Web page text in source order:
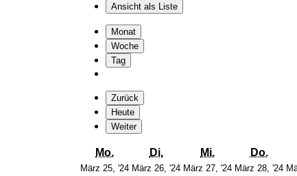
Ansicht als Liste
Monat
Woche
Tag
Zurück
Heute
Weiter
Mo. MontagDi. DienstagMi. MittwochDo.
März 25, '2425.
März 26, '2426.
März 27, '2427.
März 28, '24